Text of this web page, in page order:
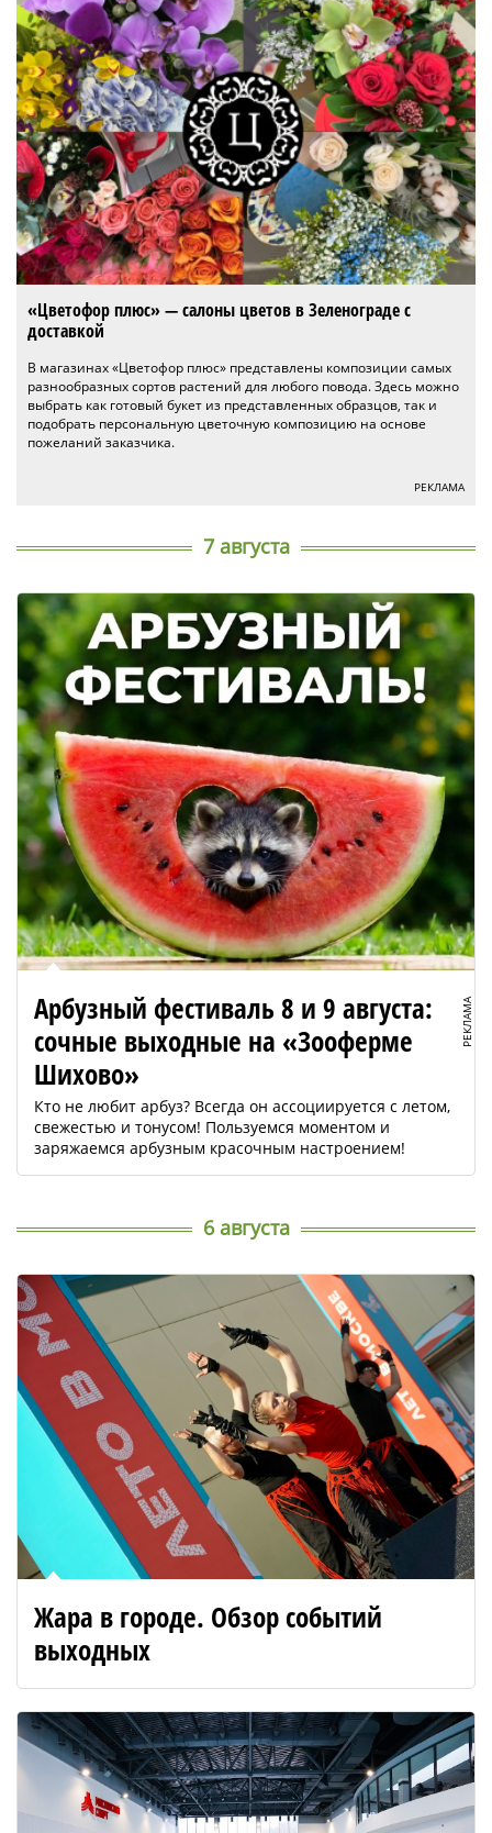
«Цветофор плюс» — салоны цветов в Зеленограде с
доставкой
В магазинах «Цветофор плюс» представлены композиции самых
разнообразных сортов растений для любого повода. Здесь можно
выбрать как готовый букет из представленных образцов, так и
подобрать персональную цветочную композицию на основе
пожеланий заказчика.
РЕКЛАМА
7 августа
РЕКЛАМА
Арбузный фестиваль 8 и 9 августа:
сочные выходные на «Зооферме
Шихово»
Кто не любит арбуз? Всегда он ассоциируется с летом,
свежестью и тонусом! Пользуемся моментом и
заряжаемся арбузным красочным настроением!
6 августа
Жара в городе. Обзор событий
выходных